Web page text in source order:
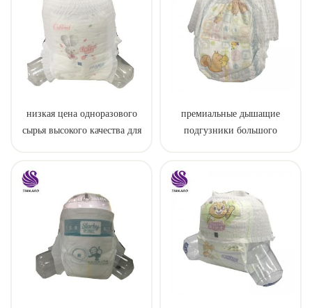
низкая цена одноразового
сырья высокого качества для
премиальные дышащие
подгузники большого